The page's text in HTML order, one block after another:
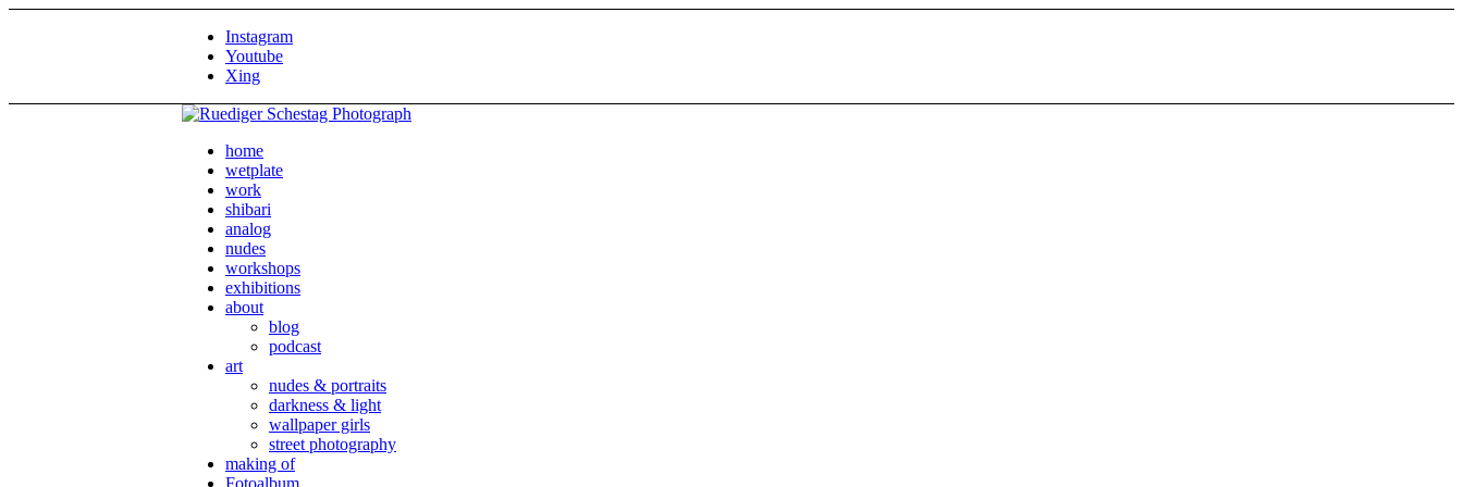
Instagram
Youtube
Xing
home
wetplate
work
shibari
analog
nudes
workshops
exhibitions
about
blog
podcast
art
nudes & portraits
darkness & light
wallpaper girls
street photography
making of
Fotoalbum